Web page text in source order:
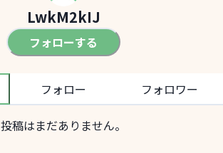
LwkM2kIJ
フォローする
フォロー フォロワー
投稿はまだありません。